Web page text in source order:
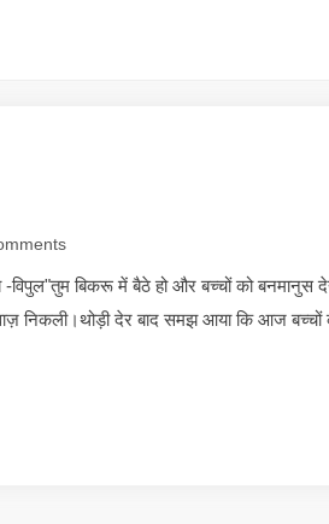
बिकरू में बैठे हो और बच्चों को बनमानुस
देर बाद समझ आया कि आज बच्चों